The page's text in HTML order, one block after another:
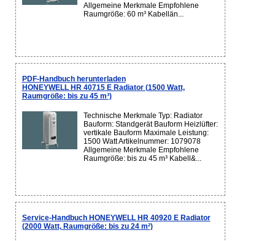
Allgemeine Merkmale Empfohlene
Raumgröße: 60 m³ Kabellän...
PDF-Handbuch herunterladen
HONEYWELL HR 40715 E Radiator (1500 Watt,
Raumgröße: bis zu 45 m³)
Technische Merkmale Typ: Radiator
Bauform: Standgerät Bauform Heizlüfter:
vertikale Bauform Maximale Leistung:
1500 Watt Artikelnummer: 1079078
Allgemeine Merkmale Empfohlene
Raumgröße: bis zu 45 m³ Kabell&...
Service-Handbuch HONEYWELL HR 40920 E Radiator
(2000 Watt, Raumgröße: bis zu 24 m²)